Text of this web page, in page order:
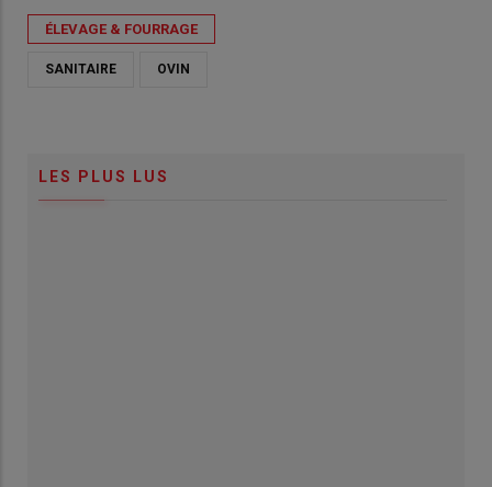
ÉLEVAGE & FOURRAGE
SANITAIRE OVIN
LES PLUS LUS